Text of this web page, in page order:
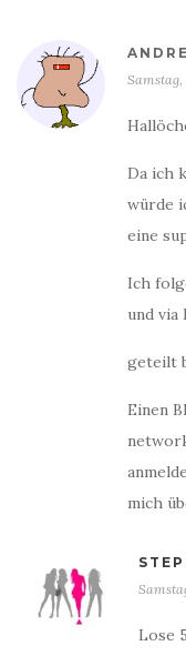
Samstag,
Da ich
würde
eine
Ich
und via
geteilt
Einen
mich
Lose